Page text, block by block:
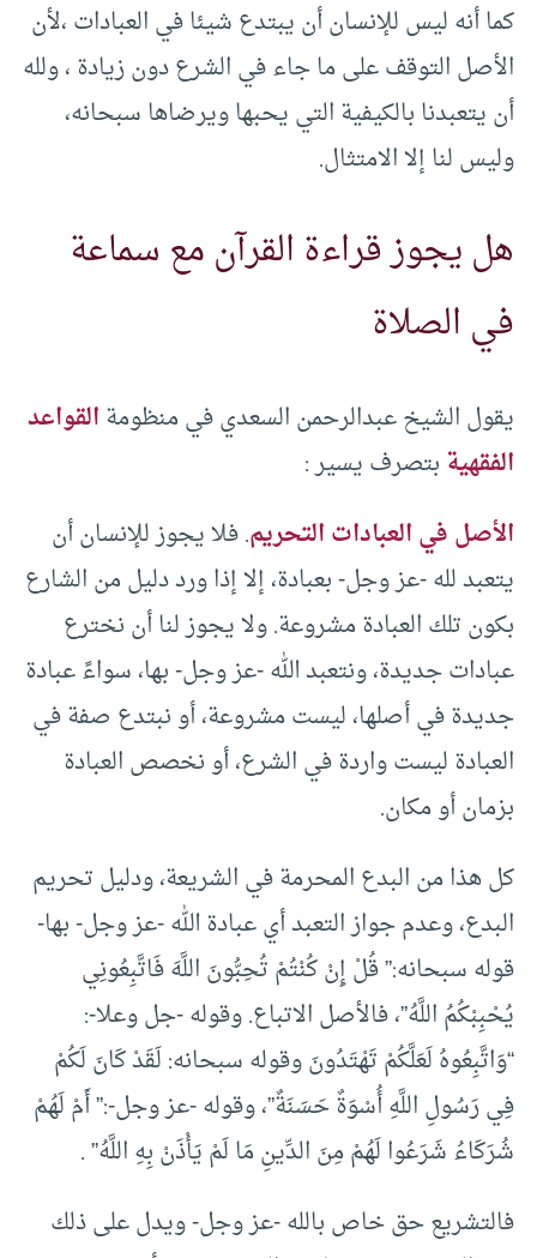
كما أنه ليس للإنسان أن يبتدع شيئا في العبادات ،لأن
الأصل التوقف على ما جاء في الشرع دون زيادة ، ولله
أن يتعبدنا بالكيفية التي يحبها ويرضاها سبحانه،
وليس لنا إلا الامتثال.
هل يجوز قراءة القرآن مع سماعة
في الصلاة
يقول الشيخ عبدالرحمن السعدي في منظومةالقواعد
الفقهيةبتصرف يسير :
الأصل في العبادات التحريم. فلا يجوز للإنسان أن
يتعبد لله -عز وجل- بعبادة، إلا إذا ورد دليل من الشارع
بكون تلك العبادة مشروعة. ولا يجوز لنا أن نخترع
عبادات جديدة، ونتعبد الله -عز وجل- بها، سواءً عبادة
جديدة في أصلها، ليست مشروعة، أو نبتدع صفة في
العبادة ليست واردة في الشرع، أو نخصص العبادة
بزمان أو مكان.
كل هذا من البدع المحرمة في الشريعة، ودليل تحريم
البدع، وعدم جواز التعبد أي عبادة الله -عز وجل- بها-
قوله سبحانه:” قُلْ إِنْ كُنْتُمْ تُحِبُّونَ اللَّهَ فَاتَّبِعُونِي
يُحْبِبْكُمُ اللَّهُ”، فالأصل الاتباع. وقوله -جل وعلا-:
“وَاتَّبِعُوهُ لَعَلَّكُمْ تَهْتَدُونَ وقوله سبحانه: لَقَدْ كَانَ لَكُمْ
فِي رَسُولِ اللَّهِ أُسْوَةٌ حَسَنَةٌ”، وقوله -عز وجل-:” أَمْ لَهُمْ
شُرَكَاءُ شَرَعُوا لَهُمْ مِنَ الدِّينِ مَا لَمْ يَأْذَنْ بِهِ اللَّهُ” .
فالتشريع حق خاص بالله -عز وجل- ويدل على ذلك